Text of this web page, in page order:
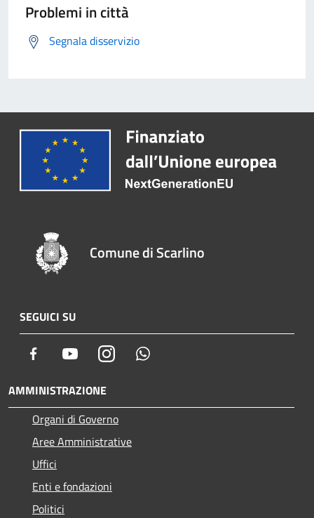
Problemi in città
Segnala disservizio
Comune di Scarlino
SEGUICI SU
Facebook YoutubeInstagram
AMMINISTRAZIONE
Organi di Governo
Aree Amministrative
Uffici
Enti e fondazioni
Politici